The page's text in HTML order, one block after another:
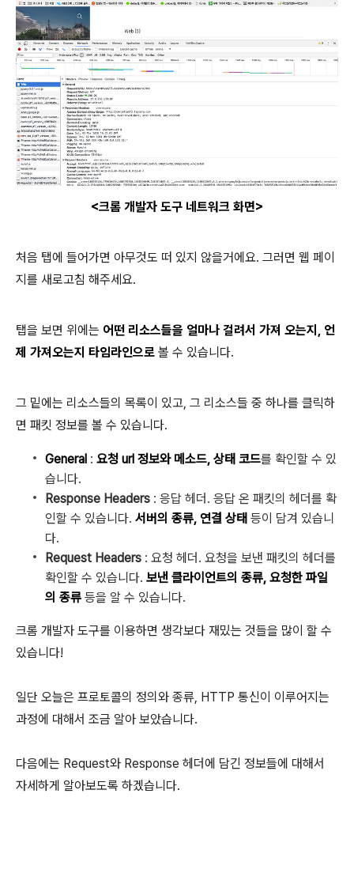
<크롬 개발자 도구 네트워크 화면>
처음 탭에 들어가면 아무것도 떠 있지 않을거에요. 그러면 웹 페이
지를 새로고침 해주세요.
탭을 보면 위에는 어떤 리소스들을 얼마나 걸려서 가져 오는지, 언
제 가져오는지 타임라인으로 볼 수 있습니다.
그 밑에는 리소스들의 목록이 있고, 그 리소스들 중 하나를 클릭하
면 패킷 정보를 볼 수 있습니다.
General : 요청 url 정보와 메소드, 상태 코드를 확인할 수 있
습니다.
Response Headers : 응답 헤더. 응답 온 패킷의 헤더를 확
인할 수 있습니다. 서버의 종류, 연결 상태 등이 담겨 있습니
다.
Request Headers : 요청 헤더. 요청을 보낸 패킷의 헤더를
확인할 수 있습니다. 보낸 클라이언트의 종류, 요청한 파일
의 종류 등을 알 수 있습니다.
크롬 개발자 도구를 이용하면 생각보다 재밌는 것들을 많이 할 수
있습니다!
일단 오늘은 프로토콜의 정의와 종류, HTTP 통신이 이루어지는
과정에 대해서 조금 알아 보았습니다.
다음에는 Request와 Response 헤더에 담긴 정보들에 대해서
자세하게 알아보도록 하겠습니다.